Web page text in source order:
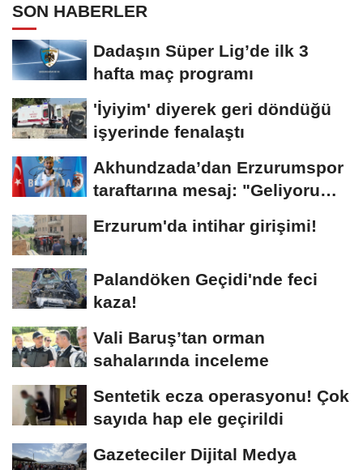
SON HABERLER
Dadaşın Süper Lig’de ilk 3
hafta maç programı
'İyiyim' diyerek geri döndüğü
işyerinde fenalaştı
Akhundzada’dan Erzurumspor
taraftarına mesaj: "Geliyorum
Erzurum'da intihar girişimi!
Palandöken Geçidi'nde feci
kaza!
Vali Baruş’tan orman
sahalarında inceleme
Sentetik ecza operasyonu! Çok
sayıda hap ele geçirildi
Gazeteciler Dijital Medya